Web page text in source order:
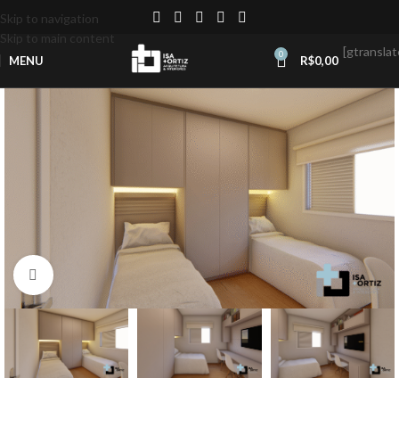
Skip to navigation
Skip to main content
MENU 0 R$0,00
Click to enlarge